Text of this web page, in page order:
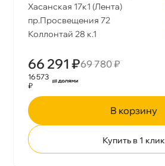
Хасанская 17к1 (Лента)
пр.Просвещения 72
Коллонтай 28 к.1
66 291 ₽69 780 ₽
16 573
₽
корзину
Купить в 1 клик